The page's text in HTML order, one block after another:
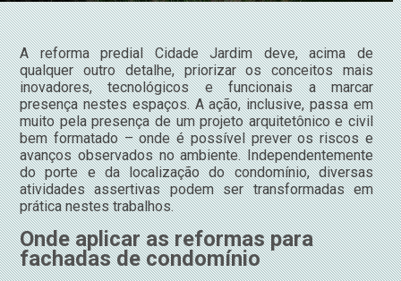
A reforma predial Cidade Jardim deve, acima de
qualquer outro detalhe, priorizar os conceitos mais
inovadores, tecnológicos e funcionais a marcar
presença nestes espaços. A ação, inclusive, passa em
muito pela presença de um projeto arquitetônico e civil
bem formatado – onde é possível prever os riscos e
avanços observados no ambiente. Independentemente
do porte e da localização do condomínio, diversas
atividades assertivas podem ser transformadas em
prática nestes trabalhos.
Onde aplicar as reformas para
fachadas de condomínio